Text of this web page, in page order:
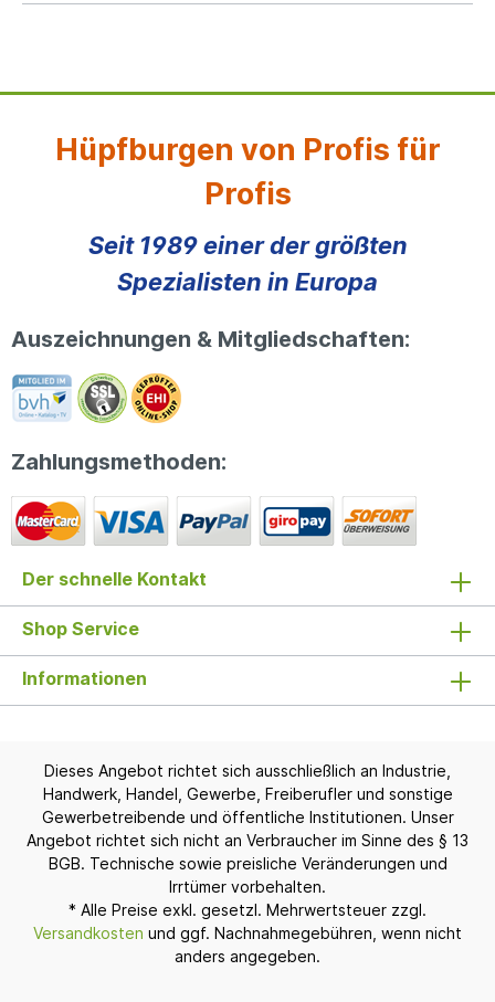
Hüpfburgen von Profis für
Profis
Seit 1989 einer der größten
Spezialisten in Europa
Auszeichnungen & Mitgliedschaften:
Zahlungsmethoden:
Der schnelle Kontakt
Shop Service
Informationen
Dieses Angebot richtet sich ausschließlich an Industrie,
Handwerk, Handel, Gewerbe, Freiberufler und sonstige
Gewerbetreibende und öffentliche Institutionen. Unser
Angebot richtet sich nicht an Verbraucher im Sinne des § 13
BGB. Technische sowie preisliche Veränderungen und
Irrtümer vorbehalten.
* Alle Preise exkl. gesetzl. Mehrwertsteuer zzgl.
Versandkosten und ggf. Nachnahmegebühren, wenn nicht
anders angegeben.